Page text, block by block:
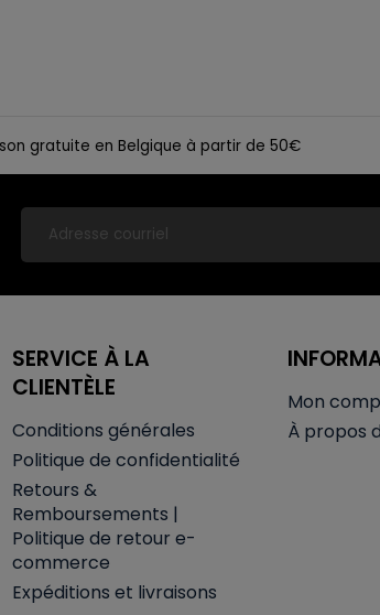
gratuite en Belgique à partir de 50€
SERVICE À LA
CLIENTÈLE
Conditions générales
Politique de confidentialité
Retours &
Remboursements |
Politique de retour e-
commerce
Expéditions et livraisons
Mon
À propos